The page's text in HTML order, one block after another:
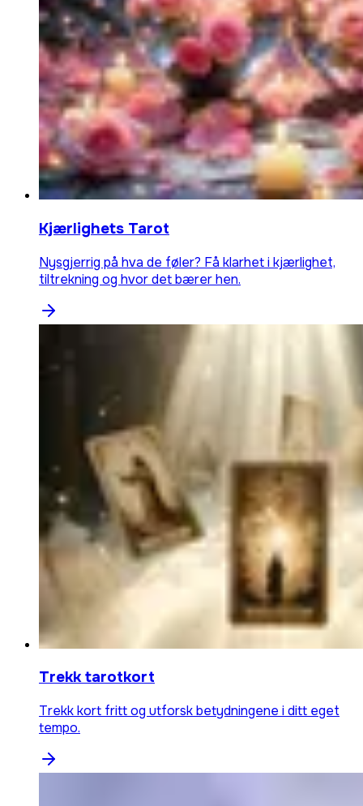
Kjærlighets Tarot
Nysgjerrig på hva de føler? Få klarhet i kjærlighet,
tiltrekning og hvor det bærer hen.
Trekk tarotkort
Trekk kort fritt og utforsk betydningene i ditt eget
tempo.